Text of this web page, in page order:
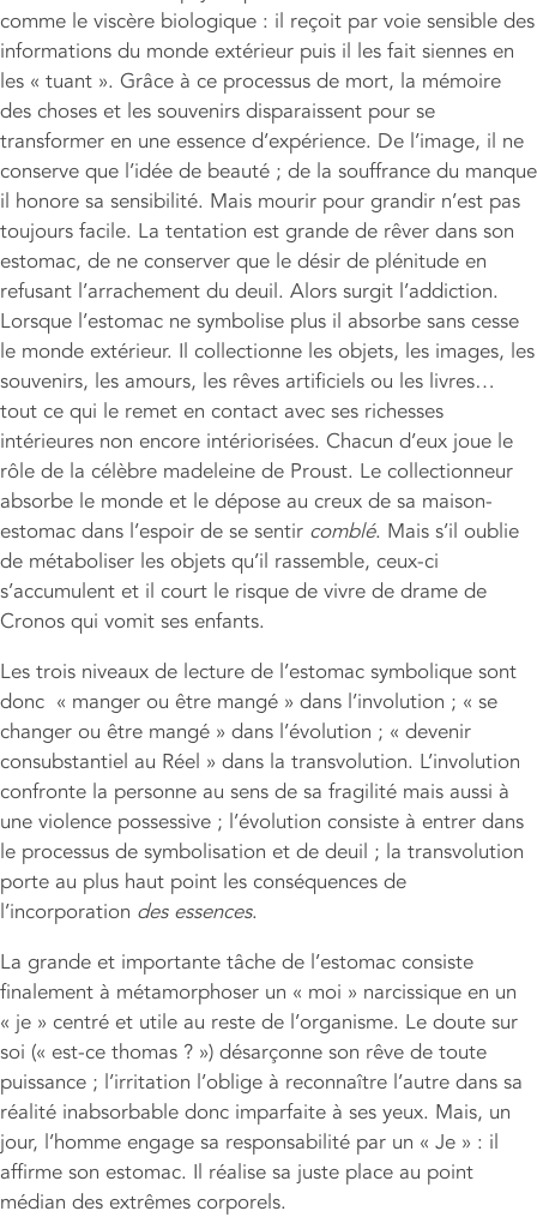
comme le viscère biologique : il reçoit par voie sensible des
informations du monde extérieur puis il les fait siennes en
les « tuant ». Grâce à ce processus de mort, la mémoire
des choses et les souvenirs disparaissent pour se
transformer en une essence d’expérience. De l’image, il ne
conserve que l’idée de beauté ; de la souffrance du manque
il honore sa sensibilité. Mais mourir pour grandir n’est pas
toujours facile. La tentation est grande de rêver dans son
estomac, de ne conserver que le désir de plénitude en
refusant l’arrachement du deuil. Alors surgit l’addiction.
Lorsque l’estomac ne symbolise plus il absorbe sans cesse
le monde extérieur. Il collectionne les objets, les images, les
souvenirs, les amours, les rêves artificiels ou les livres…
tout ce qui le remet en contact avec ses richesses
intérieures non encore intériorisées. Chacun d’eux joue le
rôle de la célèbre madeleine de Proust. Le collectionneur
absorbe le monde et le dépose au creux de sa maison-
estomac dans l’espoir de se sentir comblé. Mais s’il oublie
de métaboliser les objets qu’il rassemble, ceux-ci
s’accumulent et il court le risque de vivre de drame de
Cronos qui vomit ses enfants.
Les trois niveaux de lecture de l’estomac symbolique sont
donc « manger ou être mangé » dans l’involution ; « se
changer ou être mangé » dans l’évolution ; « devenir
consubstantiel au Réel » dans la transvolution. L’involution
confronte la personne au sens de sa fragilité mais aussi à
une violence possessive ; l’évolution consiste à entrer dans
le processus de symbolisation et de deuil ; la transvolution
porte au plus haut point les conséquences de
l’incorporation des essences.
La grande et importante tâche de l’estomac consiste
finalement à métamorphoser un « moi » narcissique en un
« je » centré et utile au reste de l’organisme. Le doute sur
soi (« est-ce thomas ? ») désarçonne son rêve de toute
puissance ; l’irritation l’oblige à reconnaître l’autre dans sa
réalité inabsorbable donc imparfaite à ses yeux. Mais, un
jour, l’homme engage sa responsabilité par un « Je » : il
affirme son estomac. Il réalise sa juste place au point
médian des extrêmes corporels.